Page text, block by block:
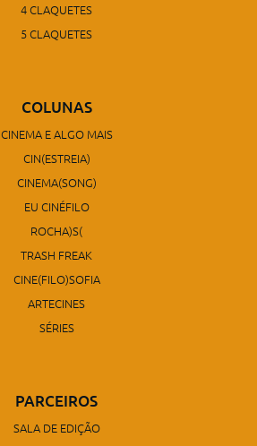
4 CLAQUETES
5 CLAQUETES
COLUNAS
CINEMA E ALGO MAIS
CIN(ESTREIA)
CINEMA(SONG)
EU CINÉFILO
ROCHA)S(
TRASH FREAK
CINE(FILO)SOFIA
ARTECINES
SÉRIES
PARCEIROS
SALA DE EDIÇÃO